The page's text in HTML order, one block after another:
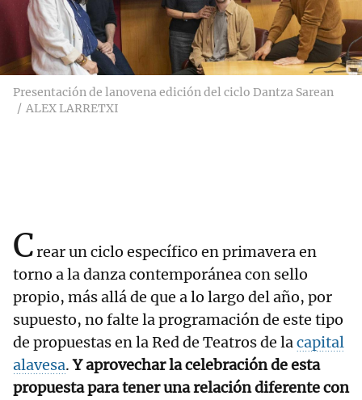
Presentación de lanovena edición del ciclo Dantza Sarean
ALEX LARRETXI
Crear un ciclo específico en primavera en
torno a la danza contemporánea con sello
propio, más allá de que a lo largo del año, por
supuesto, no falte la programación de este tipo
de propuestas en la Red de Teatros de lacapital
alavesa.Y aprovechar la celebración de esta
propuesta para tener una relación diferente con